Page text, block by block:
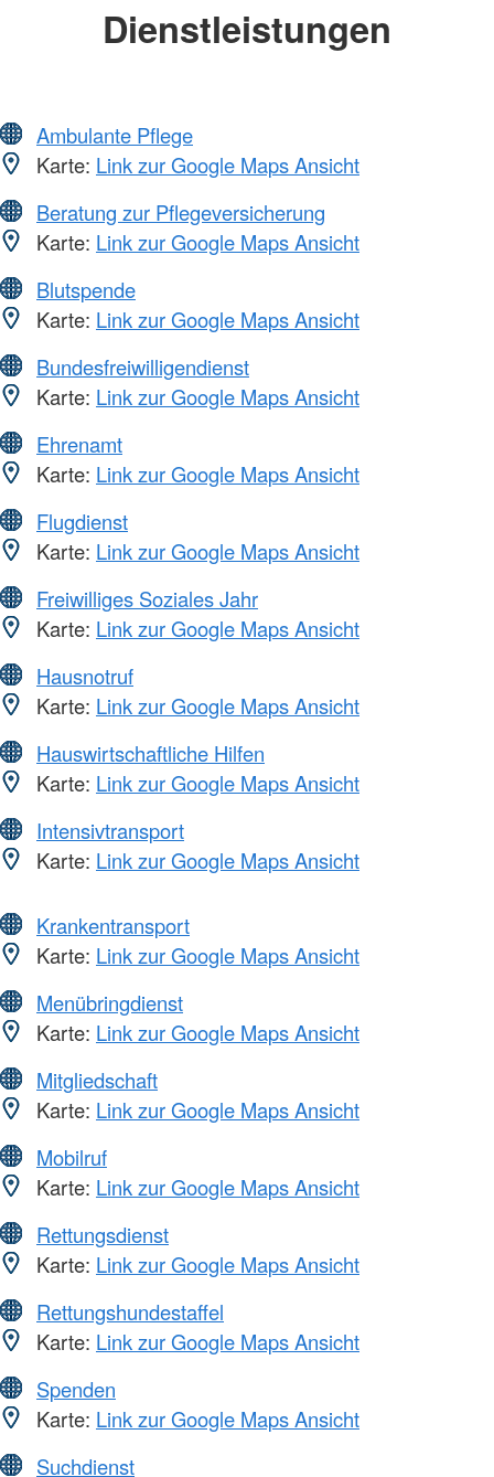
Dienstleistungen
Ambulante Pflege
Karte: Link zur Google Maps Ansicht
Beratung zur Pflegeversicherung
Karte: Link zur Google Maps Ansicht
Blutspende
Karte: Link zur Google Maps Ansicht
Bundesfreiwilligendienst
Karte: Link zur Google Maps Ansicht
Ehrenamt
Karte: Link zur Google Maps Ansicht
Flugdienst
Karte: Link zur Google Maps Ansicht
Freiwilliges Soziales Jahr
Karte: Link zur Google Maps Ansicht
Hausnotruf
Karte: Link zur Google Maps Ansicht
Hauswirtschaftliche Hilfen
Karte: Link zur Google Maps Ansicht
Intensivtransport
Karte: Link zur Google Maps Ansicht
Krankentransport
Karte: Link zur Google Maps Ansicht
Menübringdienst
Karte: Link zur Google Maps Ansicht
Mitgliedschaft
Karte: Link zur Google Maps Ansicht
Mobilruf
Karte: Link zur Google Maps Ansicht
Rettungsdienst
Karte: Link zur Google Maps Ansicht
Rettungshundestaffel
Karte: Link zur Google Maps Ansicht
Spenden
Karte: Link zur Google Maps Ansicht
Suchdienst